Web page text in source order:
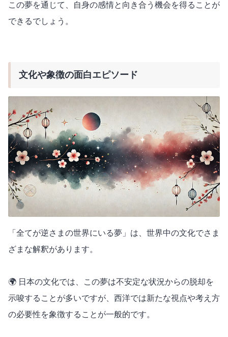
この夢を通じて、自身の感情と向き合う機会を得ることが
できるでしょう。
文化や象徴の面白エピソード
「全てが逆さまの世界にいる夢」は、世界中の文化でさま
ざまな解釈があります。
🌍 日本の文化では、この夢は不安定な状況からの脱却を
示唆することが多いですが、西洋では新たな視点や考え方
の必要性を象徴することが一般的です。